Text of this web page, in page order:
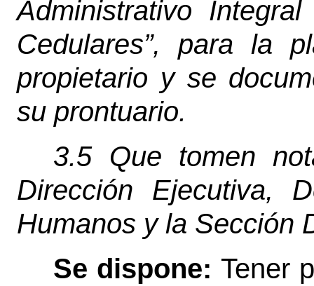
Administrativo
Cedulares”, para la
propietario y se
su prontuario.
3.5 Que tomen
Dirección Ejecutiva,
Humanos y la Sección
Se dispone:Tener